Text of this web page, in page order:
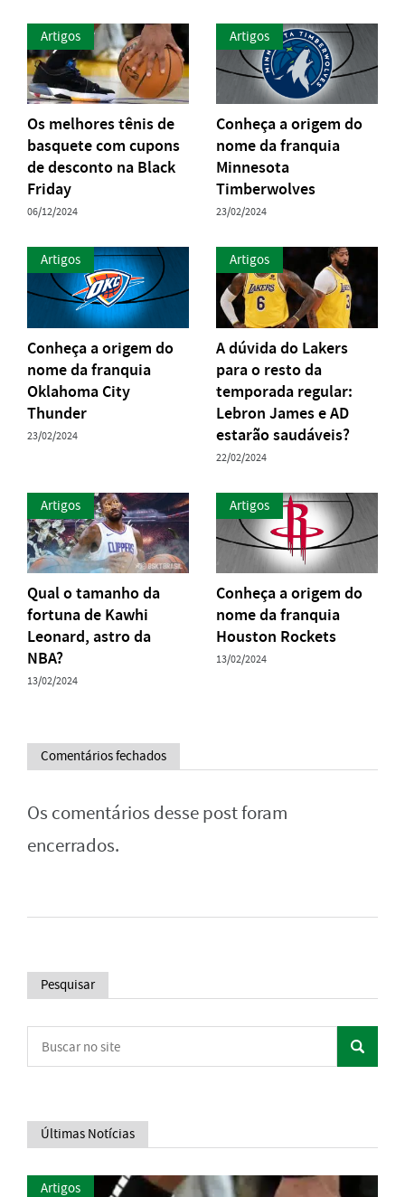
Artigos
Os melhores tênis de
basquete com cupons
de desconto na Black
Friday
06/12/2024
Artigos
Conheça a origem do
nome da franquia
Minnesota
Timberwolves
23/02/2024
Artigos
Conheça a origem do
nome da franquia
Oklahoma City
Thunder
23/02/2024
Artigos
A dúvida do Lakers
para o resto da
temporada regular:
Lebron James e AD
estarão saudáveis?
22/02/2024
Artigos
Qual o tamanho da
fortuna de Kawhi
Leonard, astro da
NBA?
13/02/2024
Artigos
Conheça a origem do
nome da franquia
Houston Rockets
13/02/2024
Comentários fechados
Os comentários desse post foram
encerrados.
Pesquisar
Últimas Notícias
Artigos